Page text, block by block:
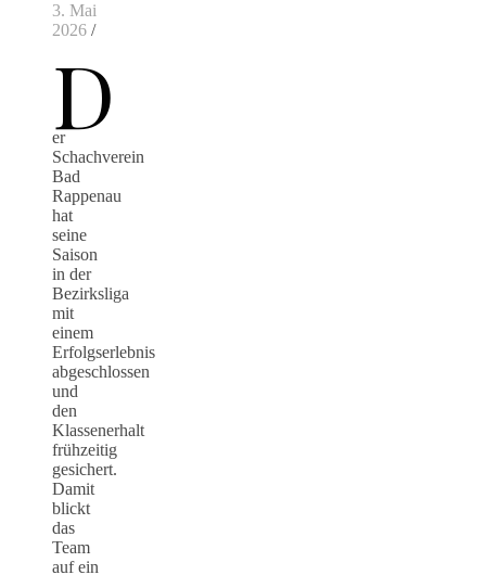
3. Mai
2026 /
D
er
Schachverein
Bad
Rappenau
hat
seine
Saison
in der
Bezirksliga
mit
einem
Erfolgserlebnis
abgeschlossen
und
den
Klassenerhalt
frühzeitig
gesichert.
Damit
blickt
das
Team
auf ein